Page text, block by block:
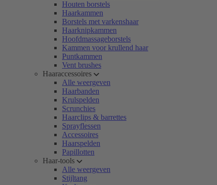
Houten borstels
Haarkammen
Borstels met varkenshaar
Haarknipkammen
Hoofdmassageborstels
Kammen voor krullend haar
Puntkammen
Vent brushes
Haaraccessoires
Alle weergeven
Haarbanden
Krulspelden
Scrunchies
Haarclips & barrettes
Sprayflessen
Accessoires
Haarspelden
Papillotten
Haar-tools
Alle weergeven
Stijltang